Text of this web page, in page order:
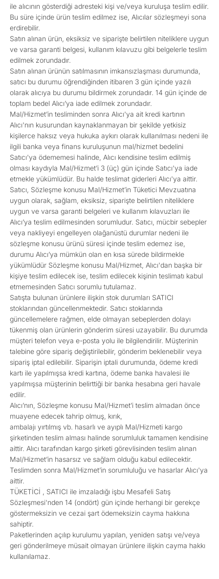
ile alıcının gösterdiği adresteki kişi ve/veya kuruluşa teslim edilir.
Bu süre içinde ürün teslim edilmez ise, Alıcılar sözleşmeyi sona
erdirebilir.
Satın alınan ürün, eksiksiz ve siparişte belirtilen niteliklere uygun
ve varsa garanti belgesi, kullanım kılavuzu gibi belgelerle teslim
edilmek zorundadır.
Satın alınan ürünün satılmasının imkansızlaşması durumunda,
satıcı bu durumu öğrendiğinden itibaren 3 gün içinde yazılı
olarak alıcıya bu durumu bildirmek zorundadır. 14 gün içinde de
toplam bedel Alıcı’ya iade edilmek zorundadır.
Mal/Hizmet’in tesliminden sonra Alıcı'ya ait kredi kartının
Alıcı'nın kusurundan kaynaklanmayan bir şekilde yetkisiz
kişilerce haksız veya hukuka aykırı olarak kullanılması nedeni ile
ilgili banka veya finans kuruluşunun mal/hizmet bedelini
Satıcı'ya ödememesi halinde, Alıcı kendisine teslim edilmiş
olması kaydıyla Mal/Hizmet’i 3 (üç) gün içinde Satıcı'ya iade
etmekle yükümlüdür. Bu halde teslimat giderleri Alıcı'ya aittir.
Satıcı, Sözleşme konusu Mal/Hizmet’in Tüketici Mevzuatına
uygun olarak, sağlam, eksiksiz, siparişte belirtilen niteliklere
uygun ve varsa garanti belgeleri ve kullanım kılavuzları ile
Alıcı’ya teslim edilmesinden sorumludur. Satıcı, mücbir sebepler
veya nakliyeyi engelleyen olağanüstü durumlar nedeni ile
sözleşme konusu ürünü süresi içinde teslim edemez ise,
durumu Alıcı’ya mümkün olan en kısa sürede bildirmekle
yükümlüdür Sözleşme konusu Mal/Hizmet, Alıcı'dan başka bir
kişiye teslim edilecek ise, teslim edilecek kişinin teslimatı kabul
etmemesinden Satıcı sorumlu tutulamaz.
Satışta bulunan ürünlere ilişkin stok durumları SATICI
stoklarından güncellenmektedir. Satıcı stoklarında
güncellemelere rağmen, elde olmayan sebeplerden dolayı
tükenmiş olan ürünlerin gönderim süresi uzayabilir. Bu durumda
müşteri telefon veya e-posta yolu ile bilgilendirilir. Müşterinin
talebine göre sipariş değiştirilebilir, gönderim beklenebilir veya
sipariş iptal edilebilir. Siparişin iptali durumunda, ödeme kredi
kartı ile yapılmışsa kredi kartına, ödeme banka havalesi ile
yapılmışsa müşterinin belirttiği bir banka hesabına geri havale
edilir.
Alıcı’nın, Sözleşme konusu Mal/Hizmet’i teslim almadan önce
muayene edecek tahrip olmuş, kırık,
ambalajı yırtılmış vb. hasarlı ve ayıplı Mal/Hizmeti kargo
şirketinden teslim alması halinde sorumluluk tamamen kendisine
aittir. Alıcı tarafından kargo şirketi görevlisinden teslim alınan
Mal/Hizmet’in hasarsız ve sağlam olduğu kabul edilecektir.
Teslimden sonra Mal/Hizmet’in sorumluluğu ve hasarlar Alıcı'ya
aittir.
TÜKETİCİ , SATICI ile imzaladığı işbu Mesafeli Satış
Sözleşmesi'nden 14 (ondört) gün içinde herhangi bir gerekçe
göstermeksizin ve cezai şart ödemeksizin cayma hakkına
sahiptir.
Paketlerinden açılıp kurulumu yapılan, yeniden satışı ve/veya
geri gönderilmeye müsait olmayan ürünlere ilişkin cayma hakkı
kullanılamaz.